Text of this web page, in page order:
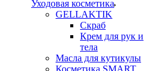
Уходовая косметика
GELLAKTIK
Скраб
Крем для рук и
тела
Масла для кутикулы
Косметика SMART